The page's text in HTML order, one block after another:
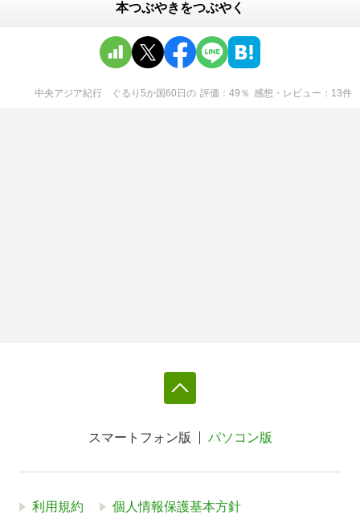
本つぶやきをつぶやく
中央アジア紀行 ぐるり5か国60日 の 評価 49 ％ 感想・レビュー 13件
スマートフォン版 パソコン版
利用規約 個人情報保護基本方針